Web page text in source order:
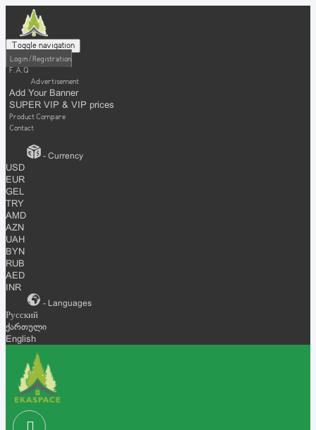
Toggle navigation
Login / Registration
F.A.Q
Advertisement
Add Your Banner
SUPER VIP & VIP prices
Product Compare
Contact
- Currency
USD
EUR
GEL
TRY
AMD
AZN
UAH
BYN
RUB
AED
INR
- Languages
Русский
ქართული
English